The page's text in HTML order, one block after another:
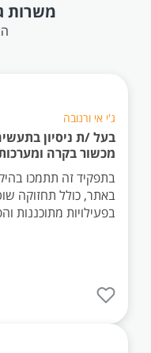
משרות
ג'י אי ורנובה
בעל /ת ניסיון
מכשור בקרה
בתפקיד זה תתמכו
באתר, כולל תחזוקה
בפעילויות מתוכננות